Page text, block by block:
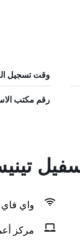
وقت تسجيل
رقم مكتب
واي
مركز